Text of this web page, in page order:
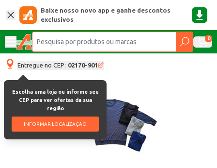
Baixe nosso novo app e ganhe descontos
exclusivos
0
Entregue no CEP: 02170-901
Escolha uma loja ou informe seu
CEP para ver ofertas da sua
região
INFORMAR LOCALIZAÇÃO